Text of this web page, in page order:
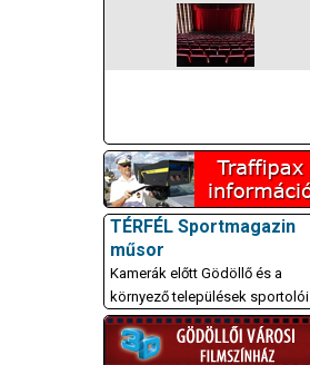
TÉRFÉL Sportmagazin
műsor
Kamerák előtt Gödöllő és a
környező települések sportolói